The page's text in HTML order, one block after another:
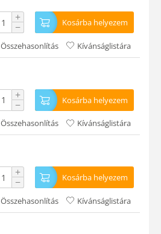
+
− Kosárba helyezem
Összehasonlítás Kívánságlistára
+
− Kosárba helyezem
Összehasonlítás Kívánságlistára
+
− Kosárba helyezem
Összehasonlítás Kívánságlistára